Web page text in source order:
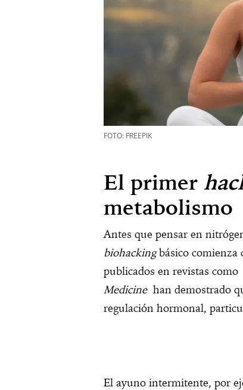
FOTO: FREEPIK
El primer
metabolismo
Antes que pensar en
biohackingbásico comienza
publicados en revistas como
Medicinehan demostrado
regulación hormonal,
El ayuno intermitente, por